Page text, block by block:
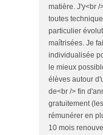
matière. J'y<br
toutes
particulier
maîtrisées. Je
individualisée
le mieux
élèves autour
de<br /> fin
gratuitement
rémunérer en
10 mois